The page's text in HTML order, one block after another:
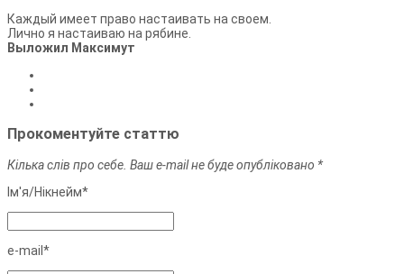
Каждый имеет право настаивать на своем.
Лично я настаиваю на рябине.
Выложил Максимут
Прокоментуйте статтю
Кілька слів про себе. Ваш e-mail не буде опубліковано *
Ім'я/Нiкнейм*
e-mail*